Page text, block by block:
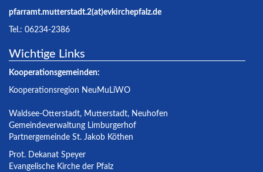
pfarramt.mutterstadt.2(at)evkirchepfalz.de
Tel.: 06234-2386
Wichtige Links
Kooperationsgemeinden:
Kooperationsregion NeuMuLiWO
Waldsee-Otterstadt, Mutterstadt, Neuhofen
Gemeindeverwaltung Limburgerhof
Partnergemeinde St. Jakob Köthen
Prot. Dekanat Speyer
Evangelische Kirche der Pfalz